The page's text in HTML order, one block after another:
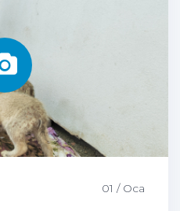
01 / Oca